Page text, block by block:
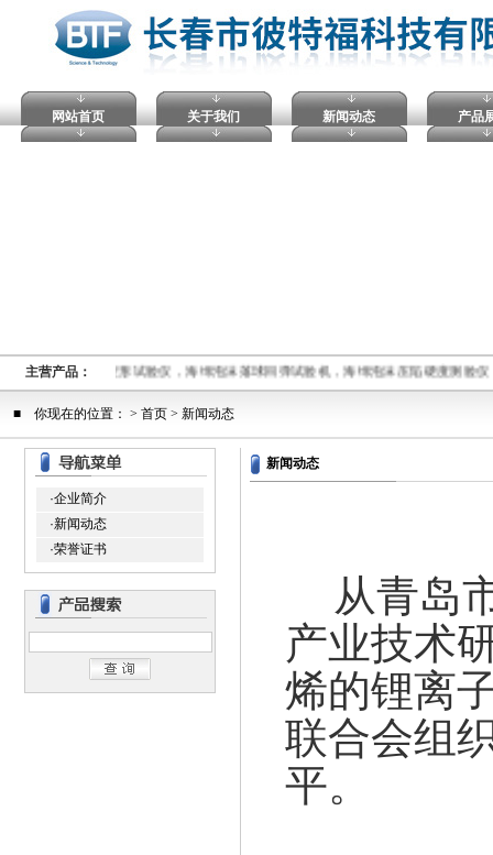
网站首页 关于我们 新闻动态 产品
主营产品：
试验仪，维卡热变形试验仪，海绵泡沫落球回弹试验机，海绵泡沫压陷硬度测
■ 你现在的位置： > 首页 > 新闻动态
·企业简介
·新闻动态
·荣誉证书
新闻动态
从青岛
产业技术
烯的锂离
联合会组
平。